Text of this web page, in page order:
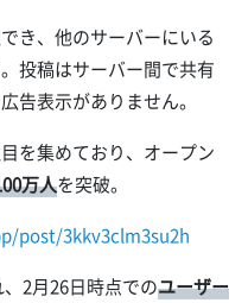
き、他のサーバーにいる
投稿はサーバー間で共有
告表示がありません。
を集めており、オープン
万人を突破。
post/3kkv3clm3su2h
2月26日時点でのユーザー